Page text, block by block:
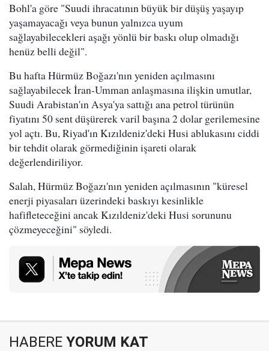
Bohl'a göre "Suudi ihracatının büyük bir düşüş yaşayıp
yaşamayacağı veya bunun yalnızca uyum
sağlayabilecekleri aşağı yönlü bir baskı olup olmadığı
henüz belli değil".
Bu hafta Hürmüz Boğazı'nın yeniden açılmasını
sağlayabilecek İran-Umman anlaşmasına ilişkin umutlar,
Suudi Arabistan'ın Asya'ya sattığı ana petrol türünün
fiyatını 50 sent düşürerek varil başına 2 dolar gerilemesine
yol açtı. Bu, Riyad'ın Kızıldeniz'deki Husi ablukasını ciddi
bir tehdit olarak görmediğinin işareti olarak
değerlendiriliyor.
Salah, Hürmüz Boğazı'nın yeniden açılmasının "küresel
enerji piyasaları üzerindeki baskıyı kesinlikle
hafifleteceğini ancak Kızıldeniz'deki Husi sorununu
çözmeyeceğini" söyledi.
HABERE YORUM KAT